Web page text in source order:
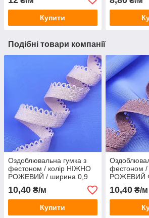
Купити
Подібні товари компанії
Оздоблювальна гумка з
фестоном / колір НІЖНО
РОЖЕВИЙ / ширина 0,9
см / замовлення від 1
метра
10,40 ₴/м
Купити
фестоном /
РОЖЕВИЙ
0,9 см /
метра
10,40₴/м